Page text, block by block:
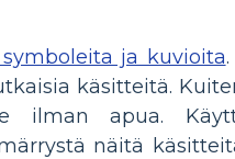
ja kuvioita
​​käsitteitä.
ilman apua.
näitä